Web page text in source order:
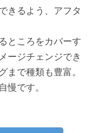
きるよう、アフタ
ところをカバーす
ージチェンジでき
まで種類も豊富。
慢です。